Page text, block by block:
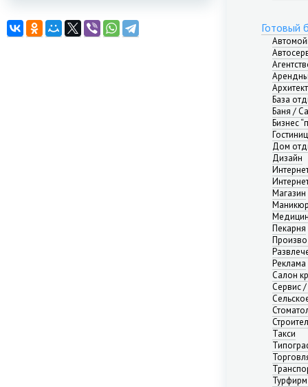
Казань
Калининград
Готовый
База
Баня /
Бизнес
Дом
Дизайн
Магазин
Пекарня
Реклама
Салон
Сервис /
Такси